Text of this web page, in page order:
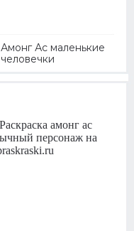
Амонг Ас маленькие
человечки